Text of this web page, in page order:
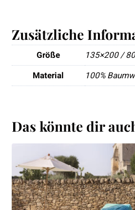
Zusätzliche
Größe
135×200 /
Material
100%
Das könnte dir